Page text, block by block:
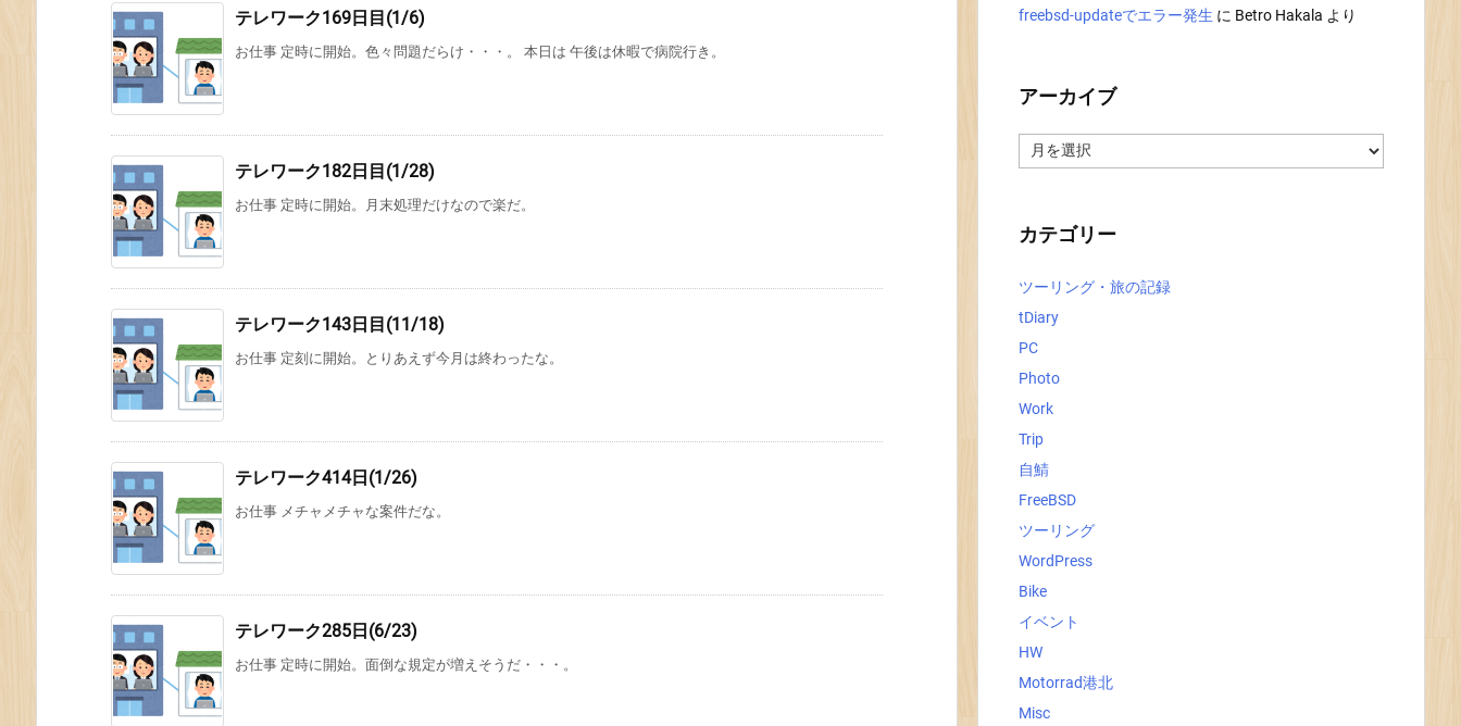
テレワーク169日目(1/6)
お仕事 定時に開始。色々問題だらけ・・・。 本日は 午後は休暇で病院行き。
テレワーク182日目(1/28)
お仕事 定時に開始。月末処理だけなので楽だ。
テレワーク143日目(11/18)
お仕事 定刻に開始。とりあえず今月は終わったな。
テレワーク414日(1/26)
お仕事 メチャメチャな案件だな。
テレワーク285日(6/23)
お仕事 定時に開始。面倒な規定が増えそうだ・・・。
freebsd-updateでエラー発生 に Betro Hakala より
アーカイブ
ー
カテゴリー
ツーリング・旅の記録
tDiary
PC
Photo
Work
Trip
自鯖
FreeBSD
ツーリング
WordPress
Bike
イベント
HW
Motorrad港北
Misc